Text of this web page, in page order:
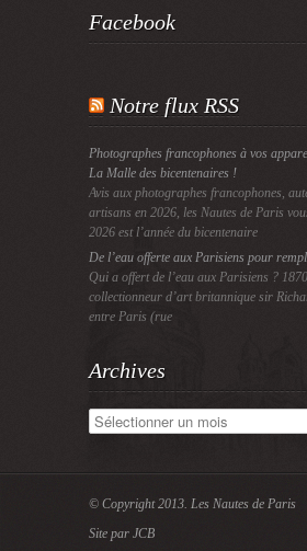
Facebook
Notre flux RSS
Photographes francophones à vos
La Malle des bicentenaires !
Avis aux photographes francophones,
artisans en 2026, les Nautes de Paris
2026 est l’année du bicentenaire
De l’eau offerte aux Parisiens pour
Qui a offert de l’eau aux Parisiens ?
collectionneur d’art britannique sir
entre Paris (rue
Archives
Archives
© Copyright 2013. Les Nautes de Paris
Site par JCB